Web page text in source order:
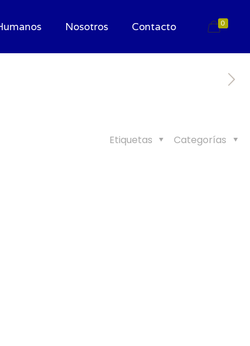
Nosotros Contacto 0
Categorías
Etiquetas